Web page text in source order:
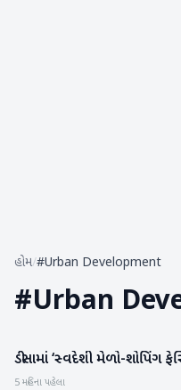
હોમ/#Urban Development
#Urban
બનાસકાંઠા
ડીસામાં ‘સ્વદેશી મેળો-શોપિંગ
5 મહિના પહેલા